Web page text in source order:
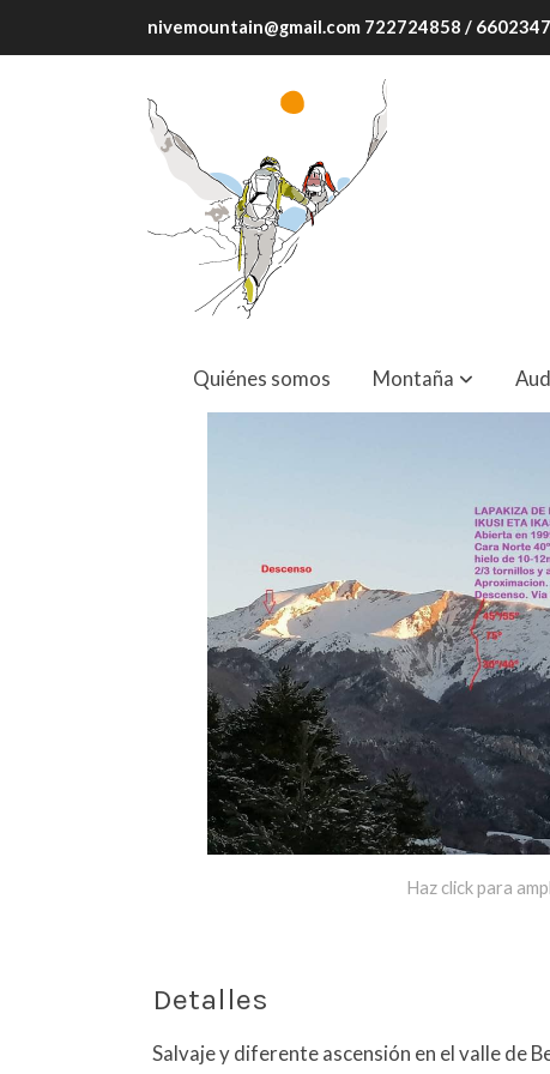
nivemountain@gmail.com 722724858 /
Quiénes somos Montaña
Ikusi eta Ikasi. 400m. Máx 75º.
Haz click para
Detalles
Salvaje y diferente ascensión en el valle de